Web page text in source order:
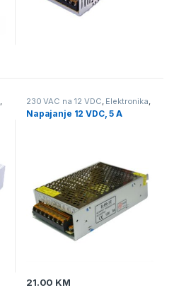
230 VAC na 12 VDC Elektronika
Napajanje
Napajanje 12 VDC, 5 A
21.00 KM